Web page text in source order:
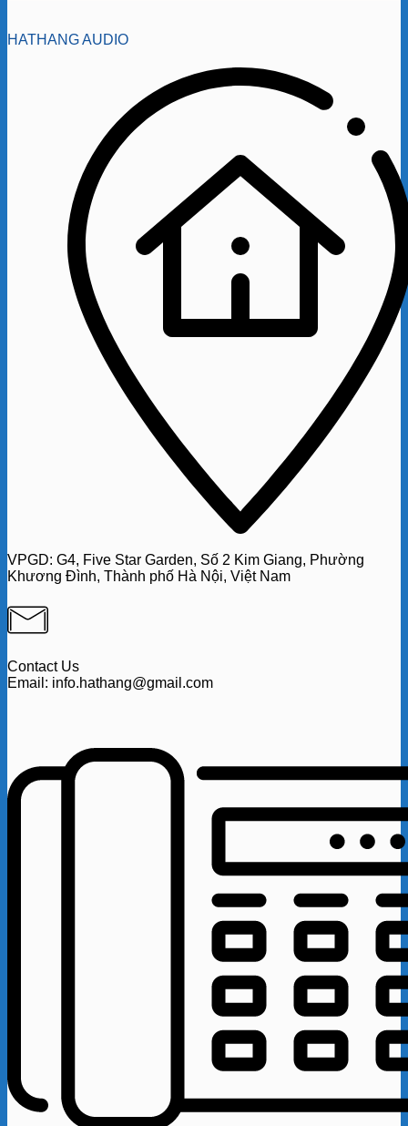
HATHANG AUDIO
VPGD: G4, Five Star Garden, Số 2 Kim Giang, Phường
Khương Đình, Thành phố Hà Nội, Việt Nam
Contact Us
Email: info.hathang@gmail.com